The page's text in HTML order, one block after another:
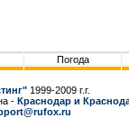
Погода
1999-2009 г.г.
- Краснодар и